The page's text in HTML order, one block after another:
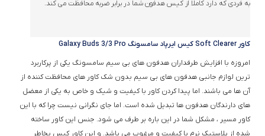
به فردی که دارد کاملا از کیس هدفون شما در برابر ضربه محافظت می کند.
کاور Soft Clearer کیس ایرپاد سامسونگ Galaxy Buds 3/3 Pro
امروزه با افزایش طرفداران هدفون های بی سیم سامسونگ یکی از پرکاربرد
ترین لوازم جانبی هدفون های بی سیم بدون شک کاور های محافظت کننده از
آن ها می باشند. اما پیدا کردن کاور با کیفیت و شیک و خاص به یکی از معضل
های دارندگان هدفون ها تبدیل شده است. اما جای نگرانی نیست چرا که با این
کاور مسیر ، مشکل شما در این باره بر طرف می شود. جنس این کاور ساخته
شده از پلاستیک نرم با کیفیت و مرغوب می باشد. و این کاور کیس بخاطر